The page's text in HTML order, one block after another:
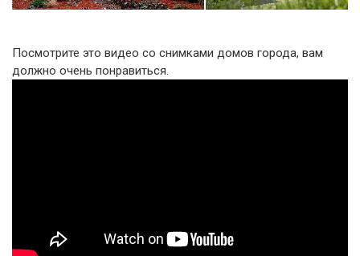
Посмотрите это видео со снимками домов города, вам
должно очень понравиться.